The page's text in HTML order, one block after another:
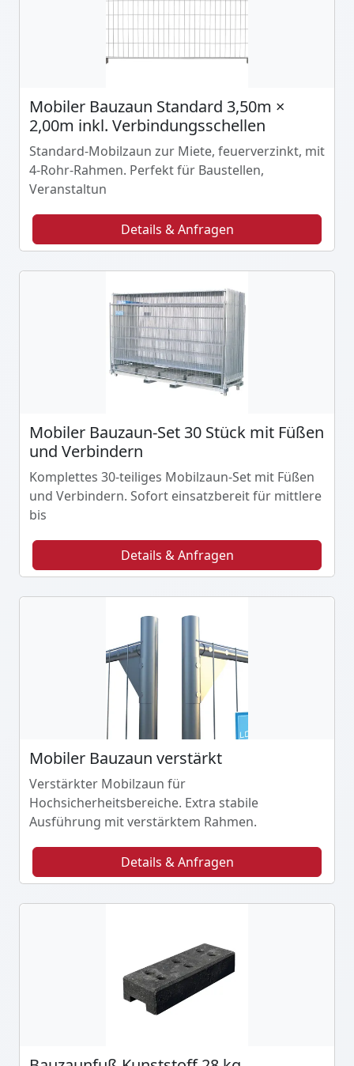
Mobiler Bauzaun Standard 3,50m ×
2,00m inkl. Verbindungsschellen
Standard-Mobilzaun zur Miete, feuerverzinkt, mit
4-Rohr-Rahmen. Perfekt für Baustellen,
Veranstaltun
Details & Anfragen
Mobiler Bauzaun-Set 30 Stück mit Füßen
und Verbindern
Komplettes 30-teiliges Mobilzaun-Set mit Füßen
und Verbindern. Sofort einsatzbereit für mittlere
bis
Details & Anfragen
Mobiler Bauzaun verstärkt
Verstärkter Mobilzaun für
Hochsicherheitsbereiche. Extra stabile
Ausführung mit verstärktem Rahmen.
Details & Anfragen